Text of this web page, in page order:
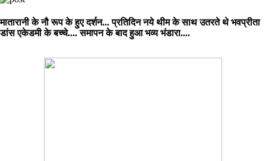
मातारानी के नौ रूप के हुए दर्शन... प्रतिदिन नये थीम के साथ उतरते थे भवप्रीता
डांस एकेडमी के बच्चे.... समापन के बाद हुआ भव्य भंडारा....